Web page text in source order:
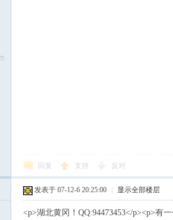
回复 支持 反对
发表于 07-12-6 20:25:00 显示全部楼层
<p>湖北黄冈！QQ:94473453</p><p>有